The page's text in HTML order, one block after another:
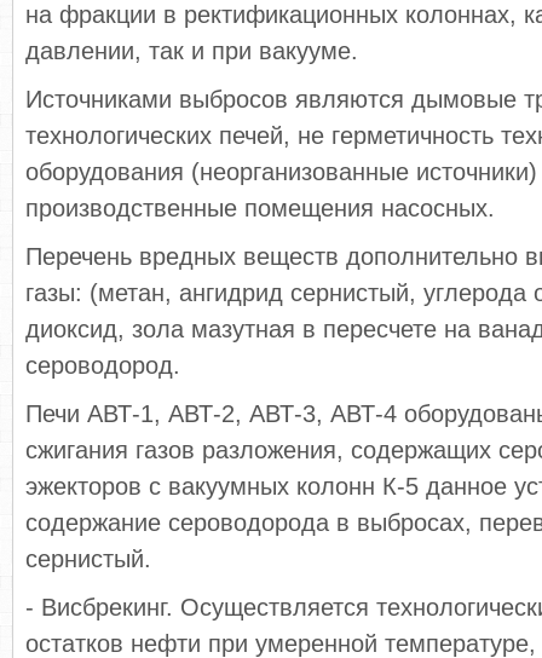
на фракции в ректификационных колоннах,
давлении, так и при вакууме.
Источниками выбросов являются дымовые
технологических печей, не герметичность
оборудования (неорганизованные
производственные помещения насосных.
Перечень вредных веществ дополнительно
газы: (метан, ангидрид сернистый, углерода
диоксид, зола мазутная в пересчете на
сероводород.
Печи АВТ-1, АВТ-2, АВТ-3, АВТ-4
сжигания газов разложения, содержащих
эжекторов с вакуумных колонн К-5 данное
содержание сероводорода в выбросах,
сернистый.
- Висбрекинг. Осуществляется
остатков нефти при умеренной температуре,